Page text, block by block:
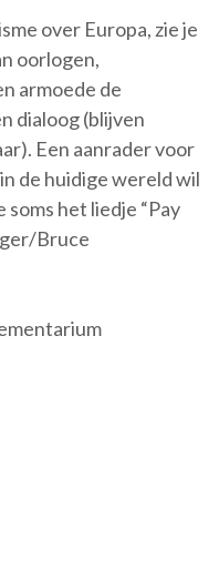
over Europa, zie je
oorlogen,
armoede de
dialoog (blijven
Een aanrader voor
de huidige wereld wil
soms het liedje “Pay
Bruce